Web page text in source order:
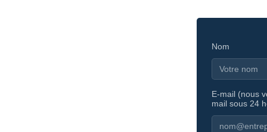
Nom
E-mail (nous
mail sous 24